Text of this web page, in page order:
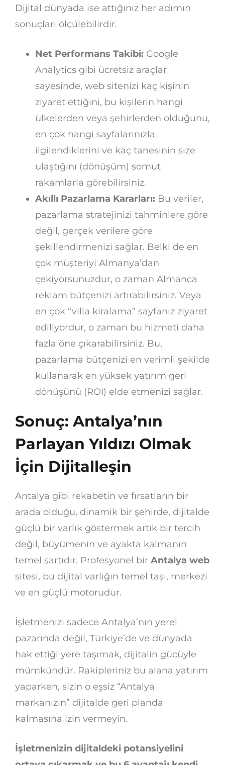
Dijital dünyada ise attığınız her adımın
sonuçları ölçülebilirdir.
Net Performans Takibi: Google
Analytics gibi ücretsiz araçlar
sayesinde, web sitenizi kaç kişinin
ziyaret ettiğini, bu kişilerin hangi
ülkelerden veya şehirlerden olduğunu,
en çok hangi sayfalarınızla
ilgilendiklerini ve kaç tanesinin size
ulaştığını (dönüşüm) somut
rakamlarla görebilirsiniz.
Akıllı Pazarlama Kararları: Bu veriler,
pazarlama stratejinizi tahminlere göre
değil, gerçek verilere göre
şekillendirmenizi sağlar. Belki de en
çok müşteriyi Almanya’dan
çekiyorsunuzdur, o zaman Almanca
reklam bütçenizi artırabilirsiniz. Veya
en çok “villa kiralama” sayfanız ziyaret
ediliyordur, o zaman bu hizmeti daha
fazla öne çıkarabilirsiniz. Bu,
pazarlama bütçenizi en verimli şekilde
kullanarak en yüksek yatırım geri
dönüşünü (ROI) elde etmenizi sağlar.
Sonuç: Antalya’nın
Parlayan Yıldızı Olmak
İçin Dijitalleşin
Antalya gibi rekabetin ve fırsatların bir
arada olduğu, dinamik bir şehirde, dijitalde
güçlü bir varlık göstermek artık bir tercih
değil, büyümenin ve ayakta kalmanın
temel şartıdır. Profesyonel bir Antalya web
sitesi, bu dijital varlığın temel taşı, merkezi
ve en güçlü motorudur.
İşletmenizi sadece Antalya’nın yerel
pazarında değil, Türkiye’de ve dünyada
hak ettiği yere taşımak, dijitalin gücüyle
mümkündür. Rakipleriniz bu alana yatırım
yaparken, sizin o eşsiz “Antalya
markanızın” dijitalde geri planda
kalmasına izin vermeyin.
İşletmenizin dijitaldeki potansiyelini